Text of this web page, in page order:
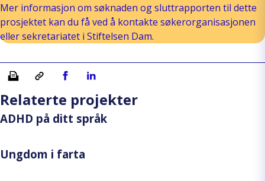
Mer informasjon om søknaden og sluttrapporten til dette
prosjektet kan du få ved å kontakte søkerorganisasjonen
eller sekretariatet i Stiftelsen Dam.
Skriv ut Kopiera länkDel på Facebook
Del på Linkedin
Relaterte projekter
ADHD på ditt språk
Ungdom i farta